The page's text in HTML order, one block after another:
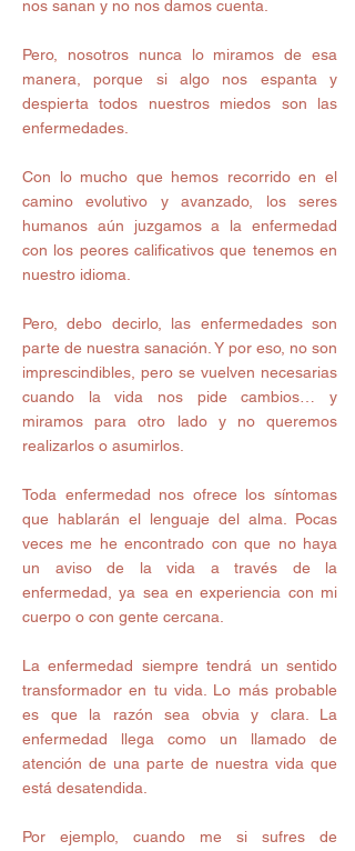
nos sanan y no nos damos cuenta.
Pero, nosotros nunca lo miramos de esa
manera, porque si algo nos espanta y
despierta todos nuestros miedos son las
enfermedades.
Con lo mucho que hemos recorrido en el
camino evolutivo y avanzado, los seres
humanos aún juzgamos a la enfermedad
con los peores calificativos que tenemos en
nuestro idioma.
Pero, debo decirlo, las enfermedades son
parte de nuestra sanación. Y por eso, no son
imprescindibles, pero se vuelven necesarias
cuando la vida nos pide cambios… y
miramos para otro lado y no queremos
realizarlos o asumirlos.
Toda enfermedad nos ofrece los síntomas
que hablarán el lenguaje del alma. Pocas
veces me he encontrado con que no haya
un aviso de la vida a través de la
enfermedad, ya sea en experiencia con mi
cuerpo o con gente cercana.
La enfermedad siempre tendrá un sentido
transformador en tu vida. Lo más probable
es que la razón sea obvia y clara. La
enfermedad llega como un llamado de
atención de una parte de nuestra vida que
está desatendida.
Por ejemplo, cuando me si sufres de